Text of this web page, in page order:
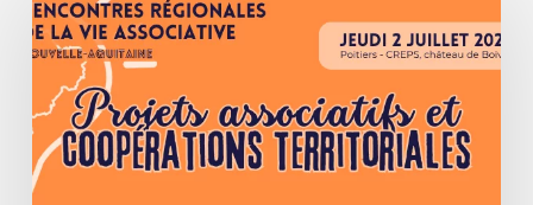
Rencontres
Régionales
la
Vie